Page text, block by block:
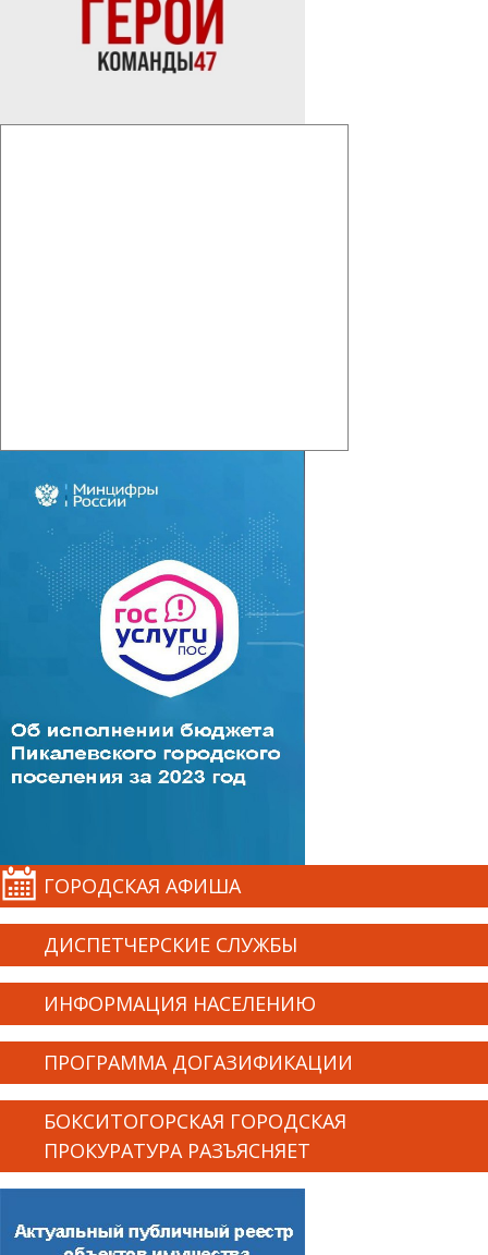
ГОРОДСКАЯ АФИША
ДИСПЕТЧЕРСКИЕ СЛУЖБЫ
ИНФОРМАЦИЯ НАСЕЛЕНИЮ
ПРОГРАММА ДОГАЗИФИКАЦИИ
БОКСИТОГОРСКАЯ ГОРОДСКАЯ
ПРОКУРАТУРА РАЗЪЯСНЯЕТ